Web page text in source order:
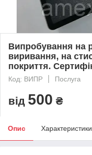
Випробування на
виривання, на
покриття.
Код: ВИПР Послуга
від 500 ₴
Опис Характеристики